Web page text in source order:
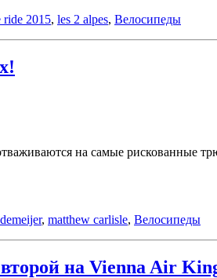
ride 2015, les 2 alpes, Велосипеды
на самые рискованные
, matthew carlisle, Велосипеды
на Vienna Air